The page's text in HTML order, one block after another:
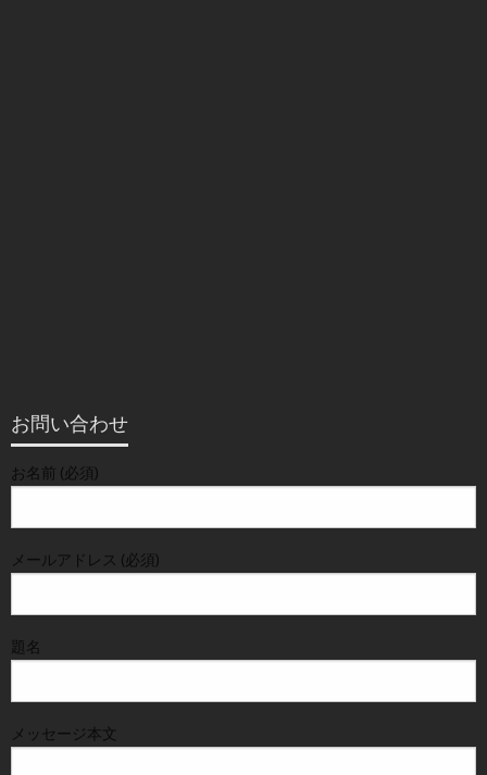
お問い合わせ
お名前 (必須)
メールアドレス (必須)
題名
メッセージ本文